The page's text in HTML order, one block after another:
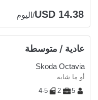
USD 14.38/اليوم
عادية / متوسطة
Skoda Octavia
أو ما شابه
5
2
4-5